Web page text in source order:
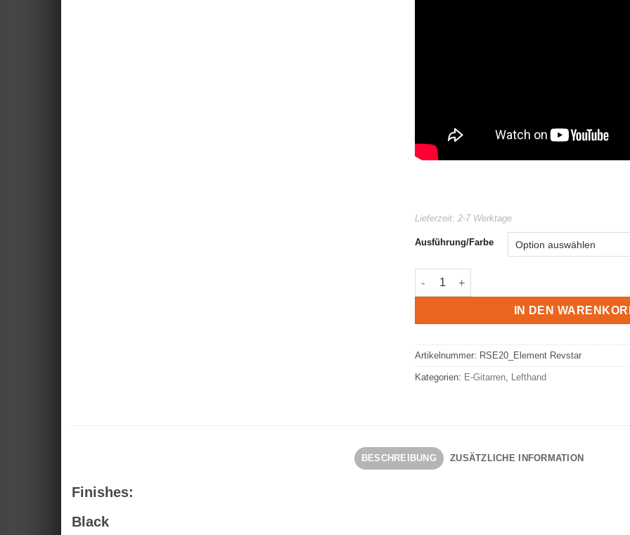
Lieferzeit: 2-7 Werktage
Ausführung/Farbe
Yamaha Revstar RSE20 Menge
IN DEN
Artikelnummer: RSE20_Element Revstar
Kategorien: E-Gitarren, Lefthand
BESCHREIBUNG ZUSÄTZLICHE INFORMATION
Finishes:
Black